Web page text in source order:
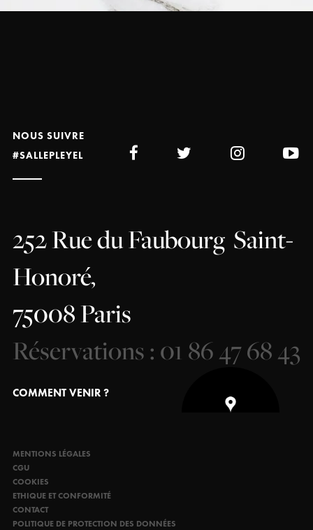
NOUS SUIVRE
#SALLEPLEYEL
252 Rue du Faubourg Saint-
Honoré,
75008 Paris
Réservations : 01 86 47 68 43
COMMENT VENIR ?
MENTIONS LÉGALES
CGU
COOKIES
ETHIQUE ET CONFORMITÉ
CONTACT
POLITIQUE DE PROTECTION DES DONNÉES